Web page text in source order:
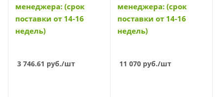
менеджера: (срок
поставки от 14-16
недель)
3 746.61 руб./шт
менеджера: (срок
поставки от 14-16
недель)
11 070 руб./шт